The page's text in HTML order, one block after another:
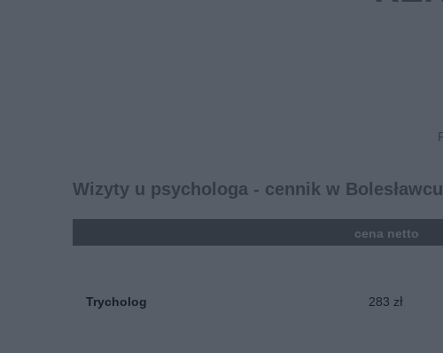
Wizyty u psychologa - cennik w Bolesławcu
cena netto
Trycholog 283 zł